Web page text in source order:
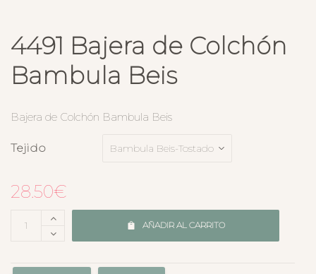
4491 Bajera de Colchón
Bambula Beis
Bajera de Colchón Bambula Beis
Tejido
28.50€
AÑADIR AL CARRITO